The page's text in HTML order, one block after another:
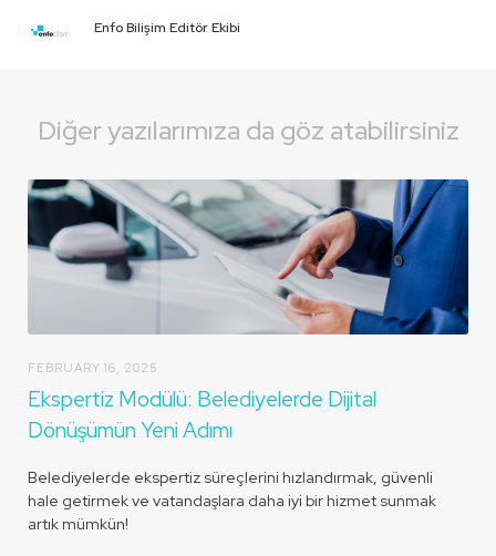
Enfo Bilişim Editör Ekibi
Diğer yazılarımıza da göz atabilirsiniz
FEBRUARY 16, 2025
Ekspertiz Modülü: Belediyelerde Dijital
Dönüşümün Yeni Adımı
Belediyelerde ekspertiz süreçlerini hızlandırmak, güvenli
hale getirmek ve vatandaşlara daha iyi bir hizmet sunmak
artık mümkün!